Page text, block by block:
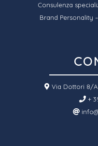
Consulenza
Brand Personality
Via Dottori 8/A
+